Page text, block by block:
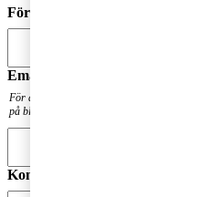
Förnamn
Email
För att få en notis när din fråga har
på bloggen.
Kommentar